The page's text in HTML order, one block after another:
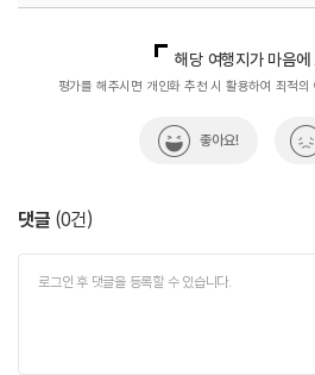
열린관광콘텐츠팀(열린관광-모두의여행)
033-
해당 여행지가 마음에
평가를 해주시면 개인화 추천 시 활용하여 최적
좋아요!
댓글 (0건)